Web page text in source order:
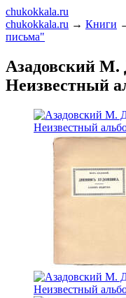
chukokkala.ru
chukokkala.ru → Книги
письма"
Азадовский М.
Неизвестный